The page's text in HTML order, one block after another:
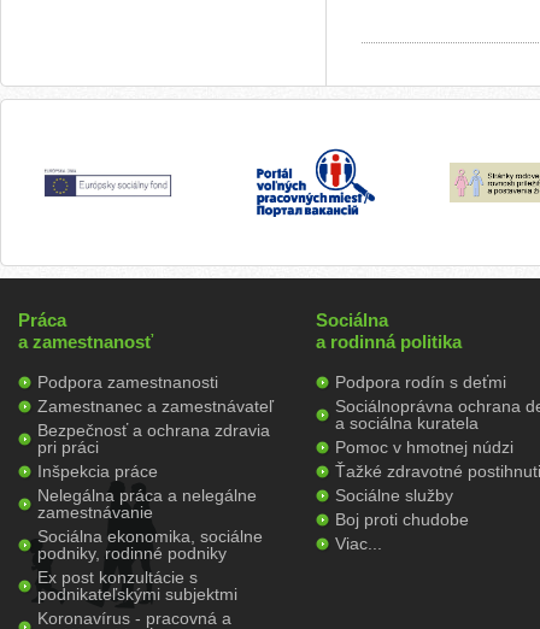
Práca
a zamestnanosť
Podpora zamestnanosti
Zamestnanec a zamestnávateľ
Bezpečnosť a ochrana zdravia
pri práci
Inšpekcia práce
Nelegálna práca a nelegálne
zamestnávanie
Sociálna ekonomika, sociálne
podniky, rodinné podniky
Ex post konzultácie s
podnikateľskými subjektmi
Koronavírus - pracovná a
Sociálna
a rodinná politika
Podpora rodín s deťmi
Sociálnoprávna ochrana
a sociálna kuratela
Pomoc v hmotnej núdzi
Ťažké zdravotné
Sociálne služby
Boj proti chudobe
Viac...